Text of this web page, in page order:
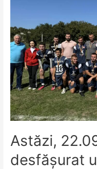
Astăzi,
desfășurat